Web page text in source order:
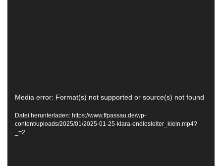
Video-
Player
Media error: Format(s) not supported or source(s) not found
Datei herunterladen: https://www.ffpassau.de/wp-
content/uploads/2025/01/2025-01-25-klara-endlosleiter_klein.mp4?
_=2